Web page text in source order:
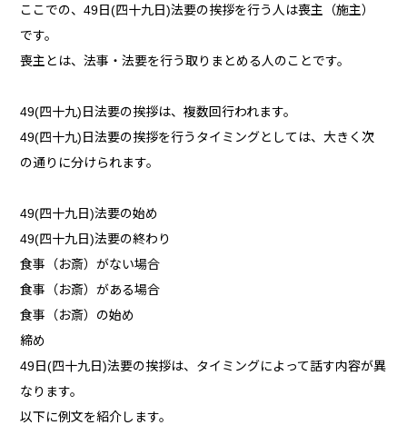
ここでの、49日(四十九日)法要の挨拶を行う人は喪主（施主）
です。
喪主とは、法事・法要を行う取りまとめる人のことです。
49(四十九)日法要の挨拶は、複数回行われます。
49(四十九)日法要の挨拶を行うタイミングとしては、大きく次
の通りに分けられます。
49(四十九日)法要の始め
49(四十九日)法要の終わり
食事（お斎）がない場合
食事（お斎）がある場合
食事（お斎）の始め
締め
49日(四十九日)法要の挨拶は、タイミングによって話す内容が異
なります。
以下に例文を紹介します。